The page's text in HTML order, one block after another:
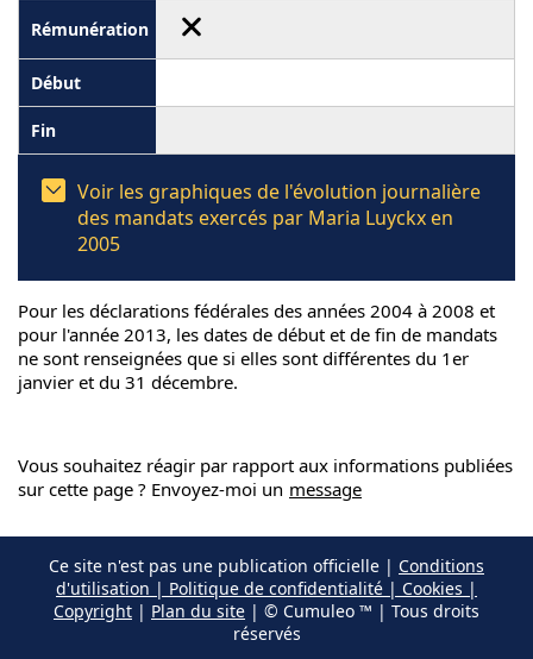
Voir les graphiques de l'évolution journalière
des mandats exercés par Maria Luyckx en
2005
Pour les déclarations fédérales des années 2004 à 2008 et
pour l'année 2013, les dates de début et de fin de mandats
ne sont renseignées que si elles sont différentes du 1er
janvier et du 31 décembre.
Vous souhaitez réagir par rapport aux informations publiées
sur cette page ? Envoyez-moi un message
Ce site n'est pas une publication officielle | Conditions
d'utilisation | Politique de confidentialité | Cookies |
Copyright | Plan du site | © Cumuleo ™ | Tous droits
réservés